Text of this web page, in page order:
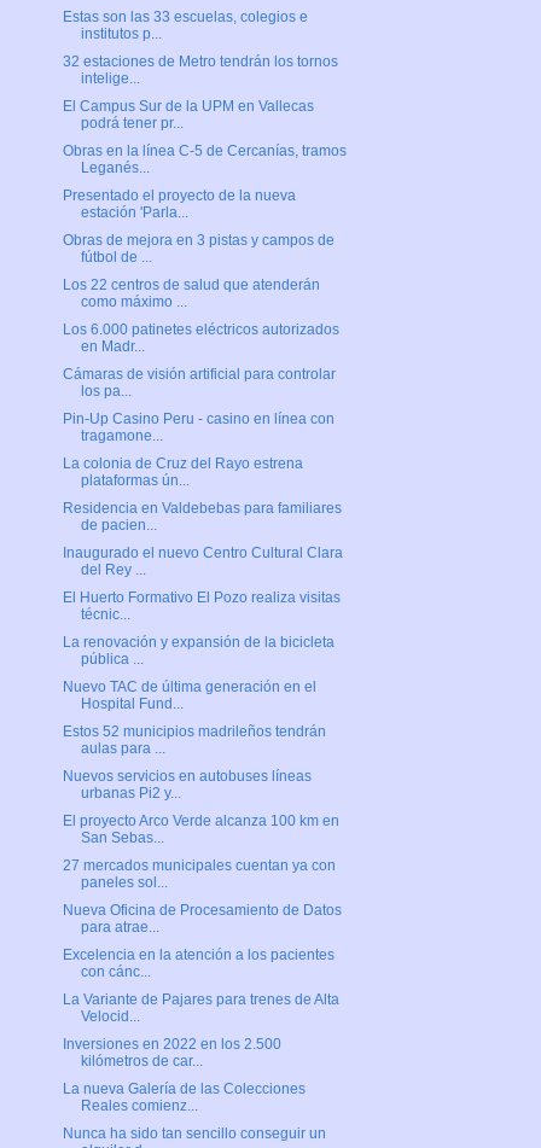
Estas son las 33 escuelas, colegios e
institutos p...
32 estaciones de Metro tendrán los tornos
intelige...
El Campus Sur de la UPM en Vallecas
podrá tener pr...
Obras en la línea C-5 de Cercanías, tramos
Leganés...
Presentado el proyecto de la nueva
estación 'Parla...
Obras de mejora en 3 pistas y campos de
fútbol de ...
Los 22 centros de salud que atenderán
como máximo ...
Los 6.000 patinetes eléctricos autorizados
en Madr...
Cámaras de visión artificial para controlar
los pa...
Pin-Up Casino Peru - casino en línea con
tragamone...
La colonia de Cruz del Rayo estrena
plataformas ún...
Residencia en Valdebebas para familiares
de pacien...
Inaugurado el nuevo Centro Cultural Clara
del Rey ...
El Huerto Formativo El Pozo realiza visitas
técnic...
La renovación y expansión de la bicicleta
pública ...
Nuevo TAC de última generación en el
Hospital Fund...
Estos 52 municipios madrileños tendrán
aulas para ...
Nuevos servicios en autobuses líneas
urbanas Pi2 y...
El proyecto Arco Verde alcanza 100 km en
San Sebas...
27 mercados municipales cuentan ya con
paneles sol...
Nueva Oficina de Procesamiento de Datos
para atrae...
Excelencia en la atención a los pacientes
con cánc...
La Variante de Pajares para trenes de Alta
Velocid...
Inversiones en 2022 en los 2.500
kilómetros de car...
La nueva Galería de las Colecciones
Reales comienz...
Nunca ha sido tan sencillo conseguir un